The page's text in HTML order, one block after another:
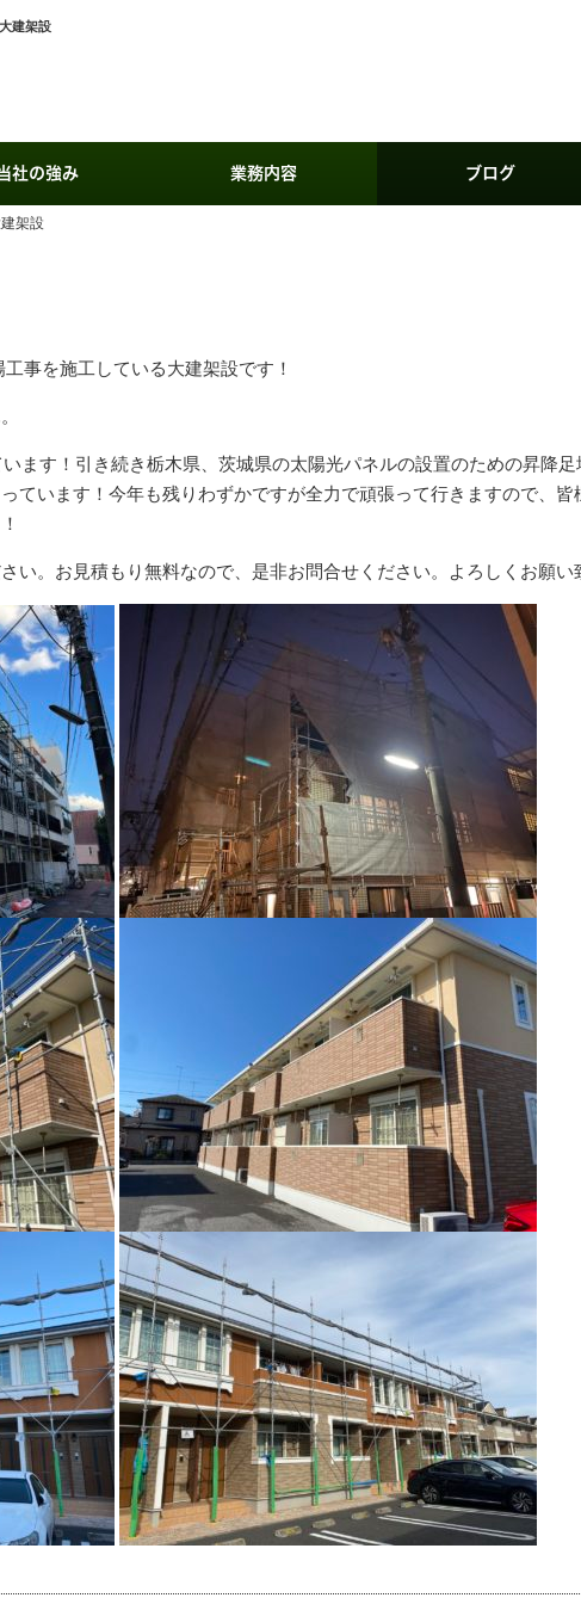
建架設
社の強み 業務内容 ブログ
架設
事を施工している大建架設です！
ます！引き続き栃木県、茨城県の太陽光パネルの設置のための昇降
ています！今年も残りわずかですが全力で頑張って行きますので、皆
い。お見積もり無料なので、是非お問合せください。よろしくお願い